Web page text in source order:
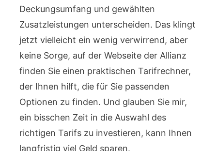
Deckungsumfang und gewählten
Zusatzleistungen unterscheiden. Das klingt
jetzt vielleicht ein wenig verwirrend, aber
keine Sorge, auf der Webseite der Allianz
finden Sie einen praktischen Tarifrechner,
der Ihnen hilft, die für Sie passenden
Optionen zu finden. Und glauben Sie mir,
ein bisschen Zeit in die Auswahl des
richtigen Tarifs zu investieren, kann Ihnen
langfristig viel Geld sparen.